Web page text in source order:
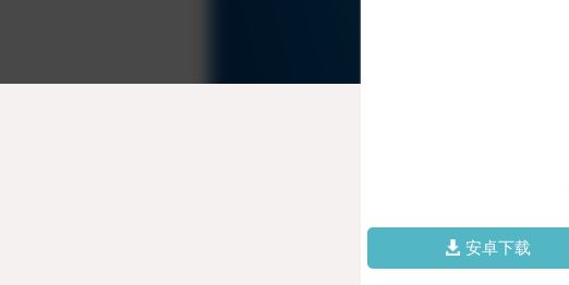
安卓下载